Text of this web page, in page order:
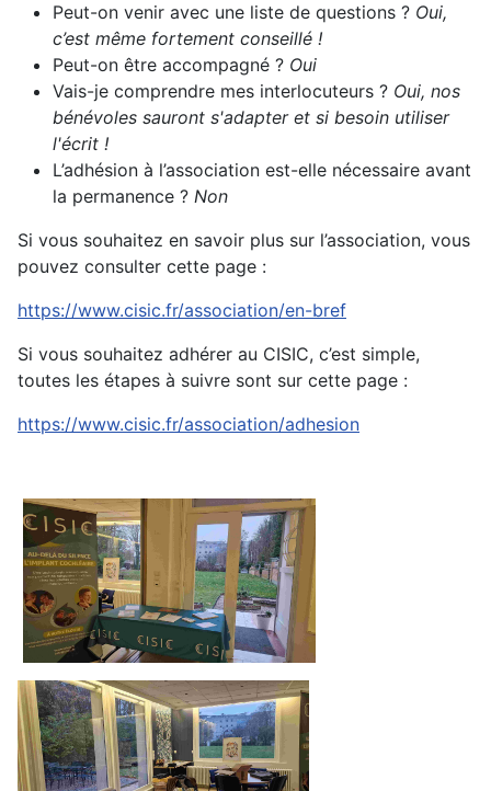
Peut-on venir avec une liste de questions ? Oui,
c’est même fortement conseillé !
Peut-on être accompagné ? Oui
Vais-je comprendre mes interlocuteurs ? Oui, nos
bénévoles sauront s'adapter et si besoin utiliser
l'écrit !
L’adhésion à l’association est-elle nécessaire avant
la permanence ? Non
Si vous souhaitez en savoir plus sur l’association, vous
pouvez consulter cette page :
https://www.cisic.fr/association/en-bref
Si vous souhaitez adhérer au CISIC, c’est simple,
toutes les étapes à suivre sont sur cette page :
https://www.cisic.fr/association/adhesion